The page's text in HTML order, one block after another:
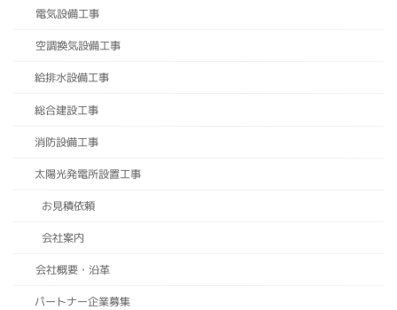
電気設備工事
空調換気設備工事
給排水設備工事
総合建設工事
消防設備工事
太陽光発電所設置工事
お見積依頼
会社案内
会社概要・沿革
パートナー企業募集